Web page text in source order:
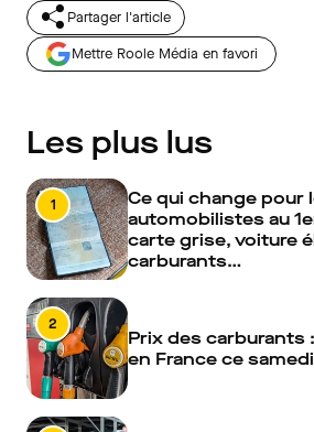
Partager l'article
Mettre Roole Média en favori
Les plus lus
1
Ce qui change pour
automobilistes au
carte grise, voiture
carburants…
2
Prix des carburants
en France ce